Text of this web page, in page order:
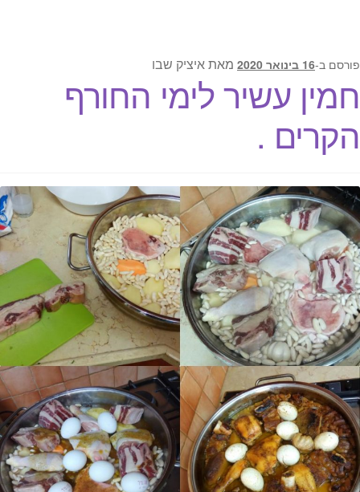
פורסם ב-16 בינואר 2020 מאתאיציק שבו
חמין עשיר לימי החורף
הקרים .